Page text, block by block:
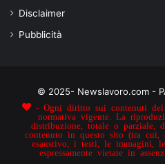
Disclaimer
Pubblicità
© 2025- Newslavoro.com -
- Ogni diritto sui contenuti
normativa vigente. La
distribuzione, totale o parziale,
contenuto in questo sito (tra
esaustivo, i testi, le immagini,
espressamente vietate in